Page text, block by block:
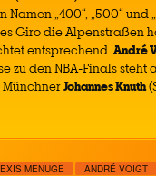
„400“, „500“ und
Giro die Alpenstraßen
entsprechend.André
zu den NBA-Finals
MünchnerJohannes Knuth
MENUGE
ANDRÉ VOIGT